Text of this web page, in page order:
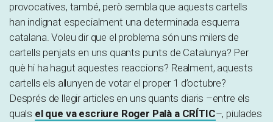
provocatives, també, però sembla que aquests cartells
han indignat especialment una determinada esquerra
catalana. Voleu dir que el problema són uns milers de
cartells penjats en uns quants punts de Catalunya? Per
què hi ha hagut aquestes reaccions? Realment, aquests
cartells els allunyen de votar el proper 1 d’octubre?
Després de llegir articles en uns quants diaris –entre els
quals el que va escriure Roger Palà a CRÍTIC–, piulades